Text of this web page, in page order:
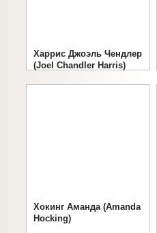
Харрис Джоэль Чендлер
(Joel Chandler Harris)
Хокинг Аманда (Amanda
Hocking)